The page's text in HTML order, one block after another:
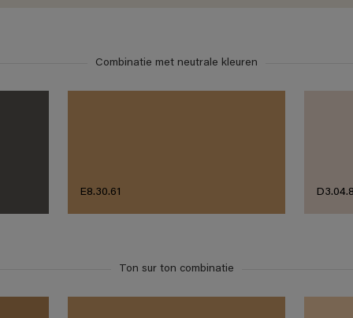
Combinatie met neutrale kleuren
E8.30.61
Ton sur ton combinatie